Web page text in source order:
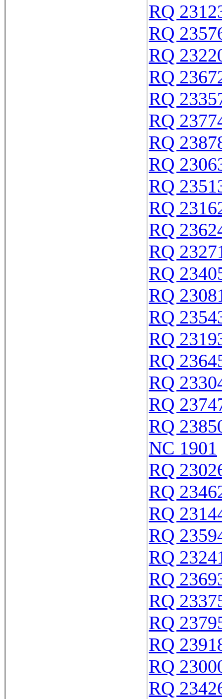
RQ
RQ
RQ
RQ
RQ
RQ
RQ
RQ
RQ
RQ
RQ
RQ
RQ
RQ
RQ
RQ
RQ
RQ
RQ
RQ
NC 1901
RQ
RQ
RQ
RQ
RQ
RQ
RQ
RQ
RQ
RQ
RQ